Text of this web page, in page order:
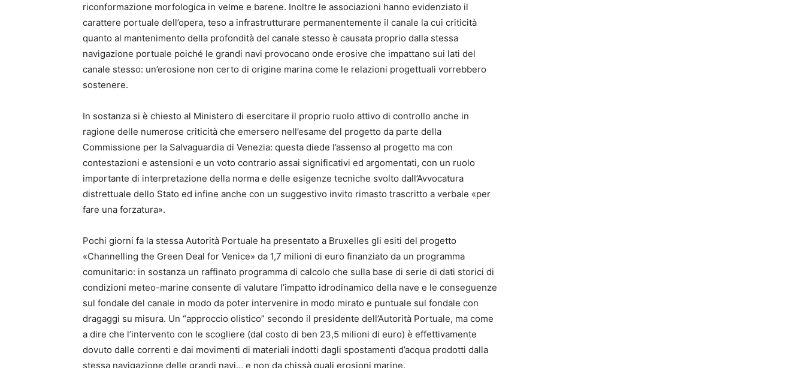
riconformazione morfologica in velme e barene. Inoltre le associazioni hanno evidenziato il
carattere portuale dell’opera, teso a infrastrutturare permanentemente il canale la cui criticità
quanto al mantenimento della profondità del canale stesso è causata proprio dalla stessa
navigazione portuale poiché le grandi navi provocano onde erosive che impattano sui lati del
canale stesso: un’erosione non certo di origine marina come le relazioni progettuali vorrebbero
sostenere.
In sostanza si è chiesto al Ministero di esercitare il proprio ruolo attivo di controllo anche in
ragione delle numerose criticità che emersero nell’esame del progetto da parte della
Commissione per la Salvaguardia di Venezia: questa diede l’assenso al progetto ma con
contestazioni e astensioni e un voto contrario assai significativi ed argomentati, con un ruolo
importante di interpretazione della norma e delle esigenze tecniche svolto dall’Avvocatura
distrettuale dello Stato ed infine anche con un suggestivo invito rimasto trascritto a verbale «per
fare una forzatura».
Pochi giorni fa la stessa Autorità Portuale ha presentato a Bruxelles gli esiti del progetto
«Channelling the Green Deal for Venice» da 1,7 milioni di euro finanziato da un programma
comunitario: in sostanza un raffinato programma di calcolo che sulla base di serie di dati storici di
condizioni meteo-marine consente di valutare l’impatto idrodinamico della nave e le conseguenze
sul fondale del canale in modo da poter intervenire in modo mirato e puntuale sul fondale con
dragaggi su misura. Un “approccio olistico” secondo il presidente dell’Autorità Portuale, ma come
a dire che l’intervento con le scogliere (dal costo di ben 23,5 milioni di euro) è effettivamente
dovuto dalle correnti e dai movimenti di materiali indotti dagli spostamenti d’acqua prodotti dalla
stessa navigazione delle grandi navi… e non da chissà quali erosioni marine.